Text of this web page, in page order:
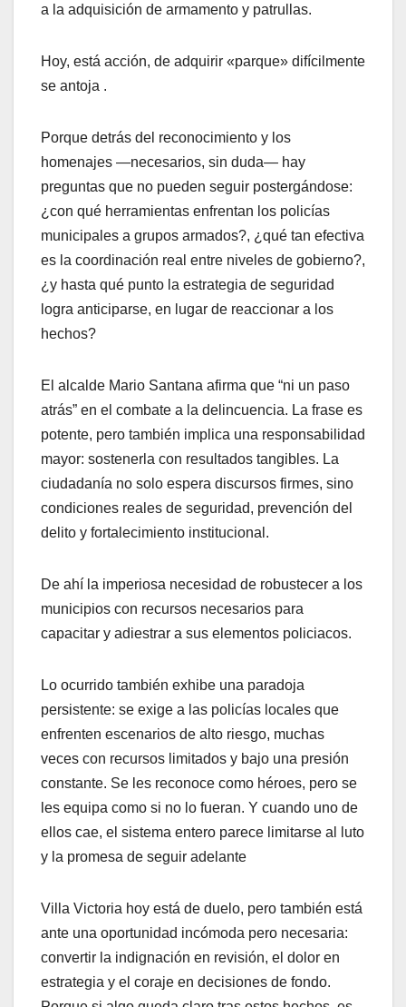
a la adquisición de armamento y patrullas.
Hoy, está acción, de adquirir «parque» difícilmente
se antoja .
Porque detrás del reconocimiento y los
homenajes —necesarios, sin duda— hay
preguntas que no pueden seguir postergándose:
¿con qué herramientas enfrentan los policías
municipales a grupos armados?, ¿qué tan efectiva
es la coordinación real entre niveles de gobierno?,
¿y hasta qué punto la estrategia de seguridad
logra anticiparse, en lugar de reaccionar a los
hechos?
El alcalde Mario Santana afirma que “ni un paso
atrás” en el combate a la delincuencia. La frase es
potente, pero también implica una responsabilidad
mayor: sostenerla con resultados tangibles. La
ciudadanía no solo espera discursos firmes, sino
condiciones reales de seguridad, prevención del
delito y fortalecimiento institucional.
De ahí la imperiosa necesidad de robustecer a los
municipios con recursos necesarios para
capacitar y adiestrar a sus elementos policiacos.
Lo ocurrido también exhibe una paradoja
persistente: se exige a las policías locales que
enfrenten escenarios de alto riesgo, muchas
veces con recursos limitados y bajo una presión
constante. Se les reconoce como héroes, pero se
les equipa como si no lo fueran. Y cuando uno de
ellos cae, el sistema entero parece limitarse al luto
y la promesa de seguir adelante
Villa Victoria hoy está de duelo, pero también está
ante una oportunidad incómoda pero necesaria:
convertir la indignación en revisión, el dolor en
estrategia y el coraje en decisiones de fondo.